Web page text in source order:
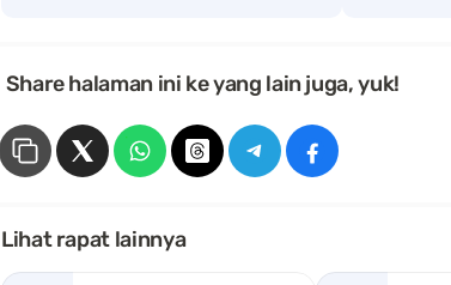
Share halaman ini ke yang lain juga, yuk!
Lihat rapat lainnya